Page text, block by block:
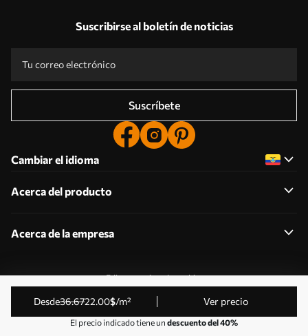
desde36.6722.00$/m² Ver precio
El precio indicado tiene un descuento del 40%
Suscribirse al boletín de noticias
Suscríbete
Cambiar el idioma
Acerca del producto
Acerca de la empresa
Editar permisos de cookies
© 2011-2026 Uwalls . Todos los derechos reservados.
Gestionado por KLW Sp. z o.o. CIF: PL9223057591.